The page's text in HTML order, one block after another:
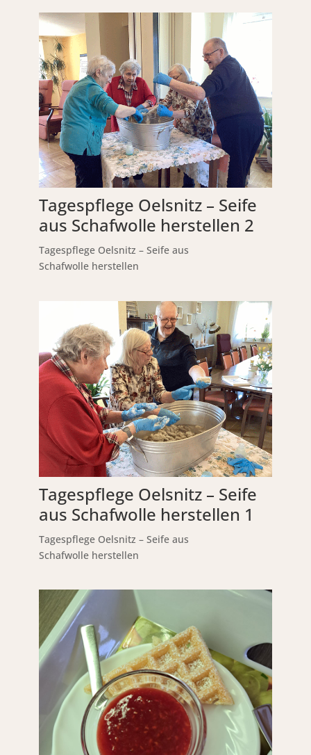
Tagespflege Oelsnitz – Seife
aus Schafwolle herstellen 2
Tagespflege Oelsnitz – Seife aus
Schafwolle herstellen
Tagespflege Oelsnitz – Seife
aus Schafwolle herstellen 1
Tagespflege Oelsnitz – Seife aus
Schafwolle herstellen